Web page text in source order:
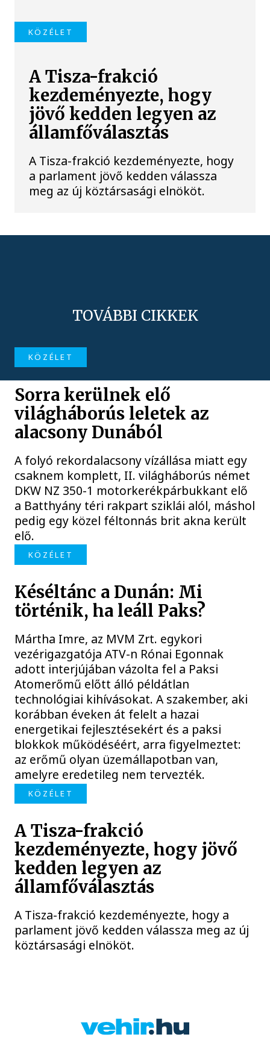
KÖZÉLET
A Tisza-frakció
kezdeményezte, hogy
jövő kedden legyen az
államfőválasztás
A Tisza-frakció kezdeményezte, hogy
a parlament jövő kedden válassza
meg az új köztársasági elnököt.
TOVÁBBI CIKKEK
KÖZÉLET
Sorra kerülnek elő
világháborús leletek az
alacsony Dunából
A folyó rekordalacsony vízállása miatt egy
csaknem komplett, II. világháborús német
DKW NZ 350-1 motorkerékpárbukkant elő
a Batthyány téri rakpart sziklái alól, máshol
pedig egy közel féltonnás brit akna került
elő.
KÖZÉLET
Késéltánc a Dunán: Mi
történik, ha leáll Paks?
Mártha Imre, az MVM Zrt. egykori
vezérigazgatója ATV-n Rónai Egonnak
adott interjújában vázolta fel a Paksi
Atomerőmű előtt álló példátlan
technológiai kihívásokat. A szakember, aki
korábban éveken át felelt a hazai
energetikai fejlesztésekért és a paksi
blokkok működéséért, arra figyelmeztet:
az erőmű olyan üzemállapotban van,
amelyre eredetileg nem tervezték.
KÖZÉLET
A Tisza-frakció
kezdeményezte, hogy jövő
kedden legyen az
államfőválasztás
A Tisza-frakció kezdeményezte, hogy a
parlament jövő kedden válassza meg az új
köztársasági elnököt.